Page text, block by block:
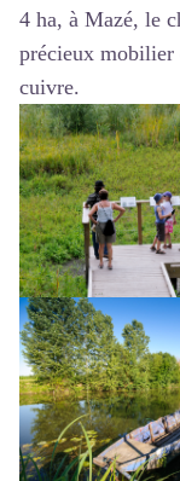
4 ha, à Mazé, le
précieux mobilier
cuivre.